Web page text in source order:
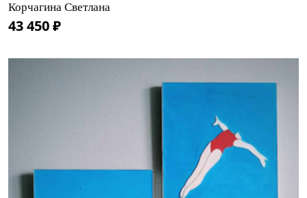
Корчагина Светлана
43 450 ₽